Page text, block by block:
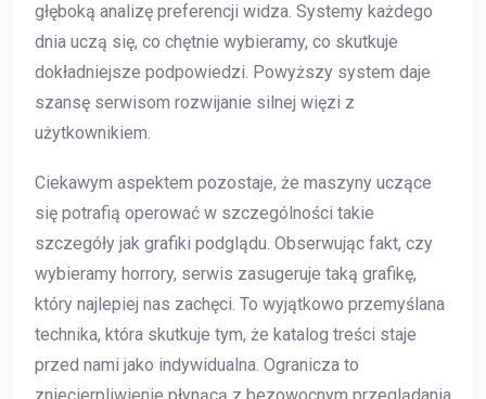
głęboką analizę preferencji widza. Systemy każdego
dnia uczą się, co chętnie wybieramy, co skutkuje
dokładniejsze podpowiedzi. Powyższy system daje
szansę serwisom rozwijanie silnej więzi z
użytkownikiem.
Ciekawym aspektem pozostaje, że maszyny uczące
się potrafią operować w szczególności takie
szczegóły jak grafiki podglądu. Obserwując fakt, czy
wybieramy horrory, serwis zasugeruje taką grafikę,
który najlepiej nas zachęci. To wyjątkowo przemyślana
technika, która skutkuje tym, że katalog treści staje
przed nami jako indywidualna. Ogranicza to